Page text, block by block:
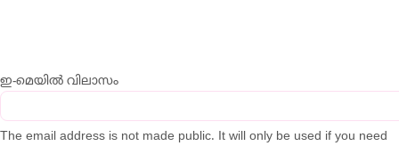
ഇ-മെയിൽ വിലാസം
The email address is not made public. It will only be used if you need